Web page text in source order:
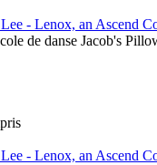
- Lenox, an Ascend
de danse Jacob's
- Lenox, an Ascend